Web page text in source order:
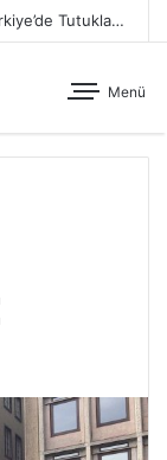
İsviçre’nin İade Ettiği Bahar Yalçınkaya Türkiye’de Tutuklandı
Menü